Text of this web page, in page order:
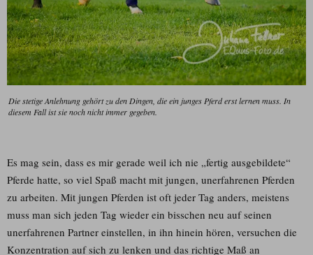
Die stetige Anlehnung gehört zu den Dingen, die ein junges Pferd erst lernen muss. In
diesem Fall ist sie noch nicht immer gegeben.
Es mag sein, dass es mir gerade weil ich nie „fertig ausgebildete“
Pferde hatte, so viel Spaß macht mit jungen, unerfahrenen Pferden
zu arbeiten. Mit jungen Pferden ist oft jeder Tag anders, meistens
muss man sich jeden Tag wieder ein bisschen neu auf seinen
unerfahrenen Partner einstellen, in ihn hinein hören, versuchen die
Konzentration auf sich zu lenken und das richtige Maß an